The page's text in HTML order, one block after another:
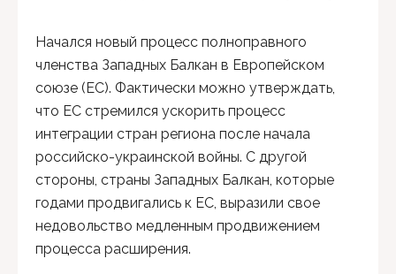
Начался новый процесс полноправного
членства Западных Балкан в Европейском
союзе (ЕС). Фактически можно утверждать,
что ЕС стремился ускорить процесс
интеграции стран региона после начала
российско-украинской войны. С другой
стороны, страны Западных Балкан, которые
годами продвигались к ЕС, выразили свое
недовольство медленным продвижением
процесса расширения.